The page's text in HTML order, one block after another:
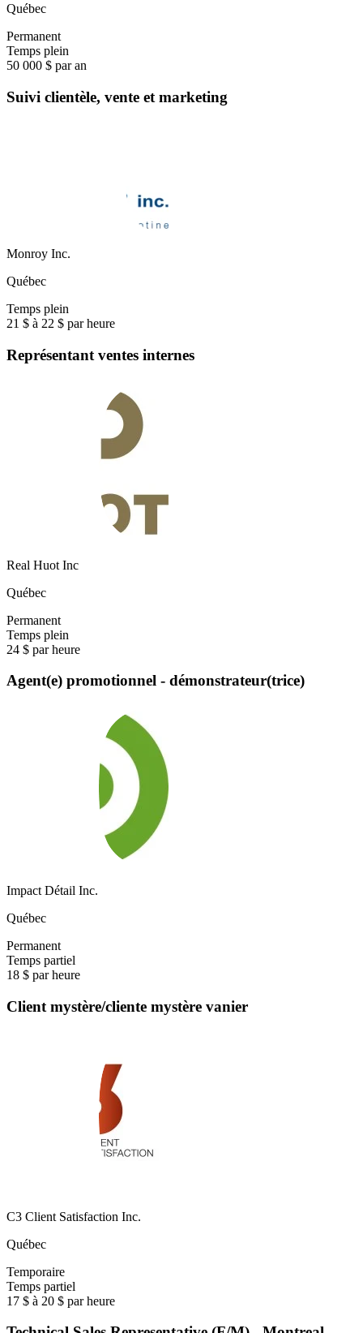
Québec
Permanent
Temps plein
50 000 $ par an
Suivi clientèle, vente et marketing
Monroy Inc.
Québec
Temps plein
21 $ à 22 $ par heure
Représentant ventes internes
Real Huot Inc
Québec
Permanent
Temps plein
24 $ par heure
Agent(e) promotionnel - démonstrateur(trice)
Impact Détail Inc.
Québec
Permanent
Temps partiel
18 $ par heure
Client mystère/cliente mystère vanier
C3 Client Satisfaction Inc.
Québec
Temporaire
Temps partiel
17 $ à 20 $ par heure